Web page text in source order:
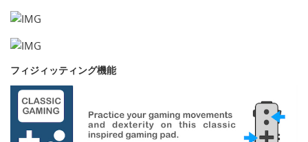
フィジィッティング機能